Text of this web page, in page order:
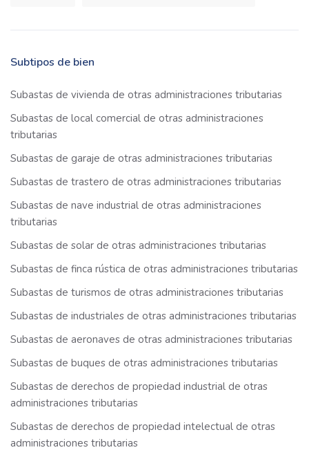
Subtipos de bien
Subastas de vivienda de otras administraciones tributarias
Subastas de local comercial de otras administraciones
tributarias
Subastas de garaje de otras administraciones tributarias
Subastas de trastero de otras administraciones tributarias
Subastas de nave industrial de otras administraciones
tributarias
Subastas de solar de otras administraciones tributarias
Subastas de finca rústica de otras administraciones tributarias
Subastas de turismos de otras administraciones tributarias
Subastas de industriales de otras administraciones tributarias
Subastas de aeronaves de otras administraciones tributarias
Subastas de buques de otras administraciones tributarias
Subastas de derechos de propiedad industrial de otras
administraciones tributarias
Subastas de derechos de propiedad intelectual de otras
administraciones tributarias